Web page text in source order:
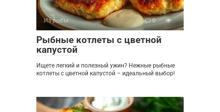
Из рыбы 0
Рыбные котлеты с цветной
капустой
Ищете легкий и полезный ужин? Нежные рыбные
котлеты с цветной капустой – идеальный выбор!